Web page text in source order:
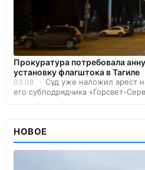
Прокуратура потребовала
установку флагштока в Тагиле
03.08
Суд уже наложил арест
его субподрядчика «Горсвет-
НОВОЕ